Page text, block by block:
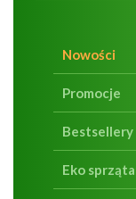
Nowości
Promocje
Bestsellery
Eko